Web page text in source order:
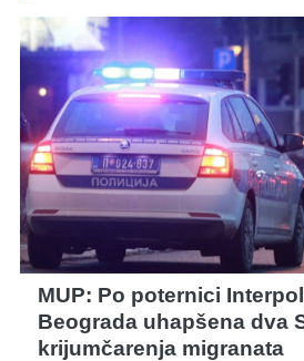
MUP: Po poternici
Beograda uhapšena dva
krijumčarenja migranata